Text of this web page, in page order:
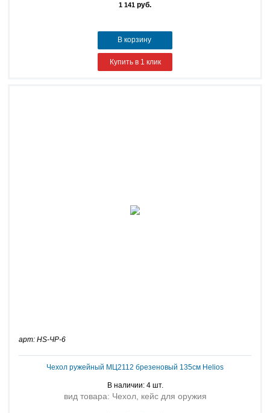
1 141 руб.
В корзину
Купить в 1 клик
арт: HS-ЧР-6
Чехол ружейный МЦ2112 брезеновый 135см Helios
В наличии: 4 шт.
вид товара: Чехол, кейс для оружия